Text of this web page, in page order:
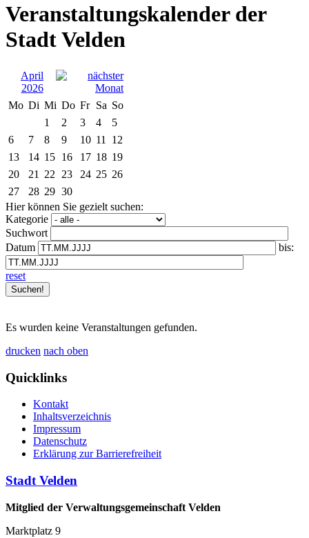
Veranstaltungskalender der
Stadt Velden
April
2026
Mo Di Mi Do Fr Sa So
1
2 3 4
5
6
7 8 9 10 11
12
13
14 15 16 17 18 19
20
21 22 23 24 25 26
27
28 29 30
Hier können Sie gezielt suchen:
Kategorie
Suchwort
Datum
bis:
reset
Es wurden keine Veranstaltungen gefunden.
drucken nach oben
Quicklinks
Kontakt
Inhaltsverzeichnis
Impressum
Datenschutz
Erklärung zur Barrierefreiheit
Stadt Velden
Mitglied der Verwaltungsgemeinschaft Velden
Marktplatz 9